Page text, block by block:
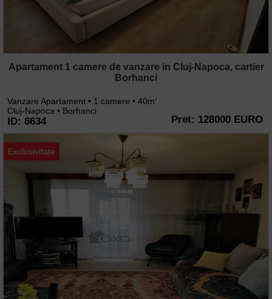
Apartament 1 camere de vanzare in Cluj-Napoca, cartier
Borhanci
Vanzare Apartament • 1 camere • 40m2
Cluj-Napoca • Borhanci
ID: 6634 Pret: 128000 EURO
Exclusivitate